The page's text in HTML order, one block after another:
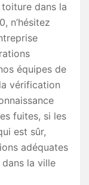
dans la
n’hésitez
équipes de
vérification
fuites, si les
est sûr,
adéquates
la ville